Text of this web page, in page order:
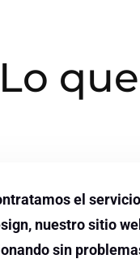
Lo
el
nuestro sitio
sin